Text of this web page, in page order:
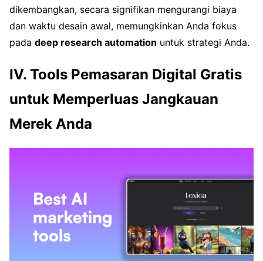
dikembangkan, secara signifikan mengurangi biaya
dan waktu desain awal, memungkinkan Anda fokus
pada deep research automation untuk strategi Anda.
IV. Tools Pemasaran Digital Gratis
untuk Memperluas Jangkauan
Merek Anda